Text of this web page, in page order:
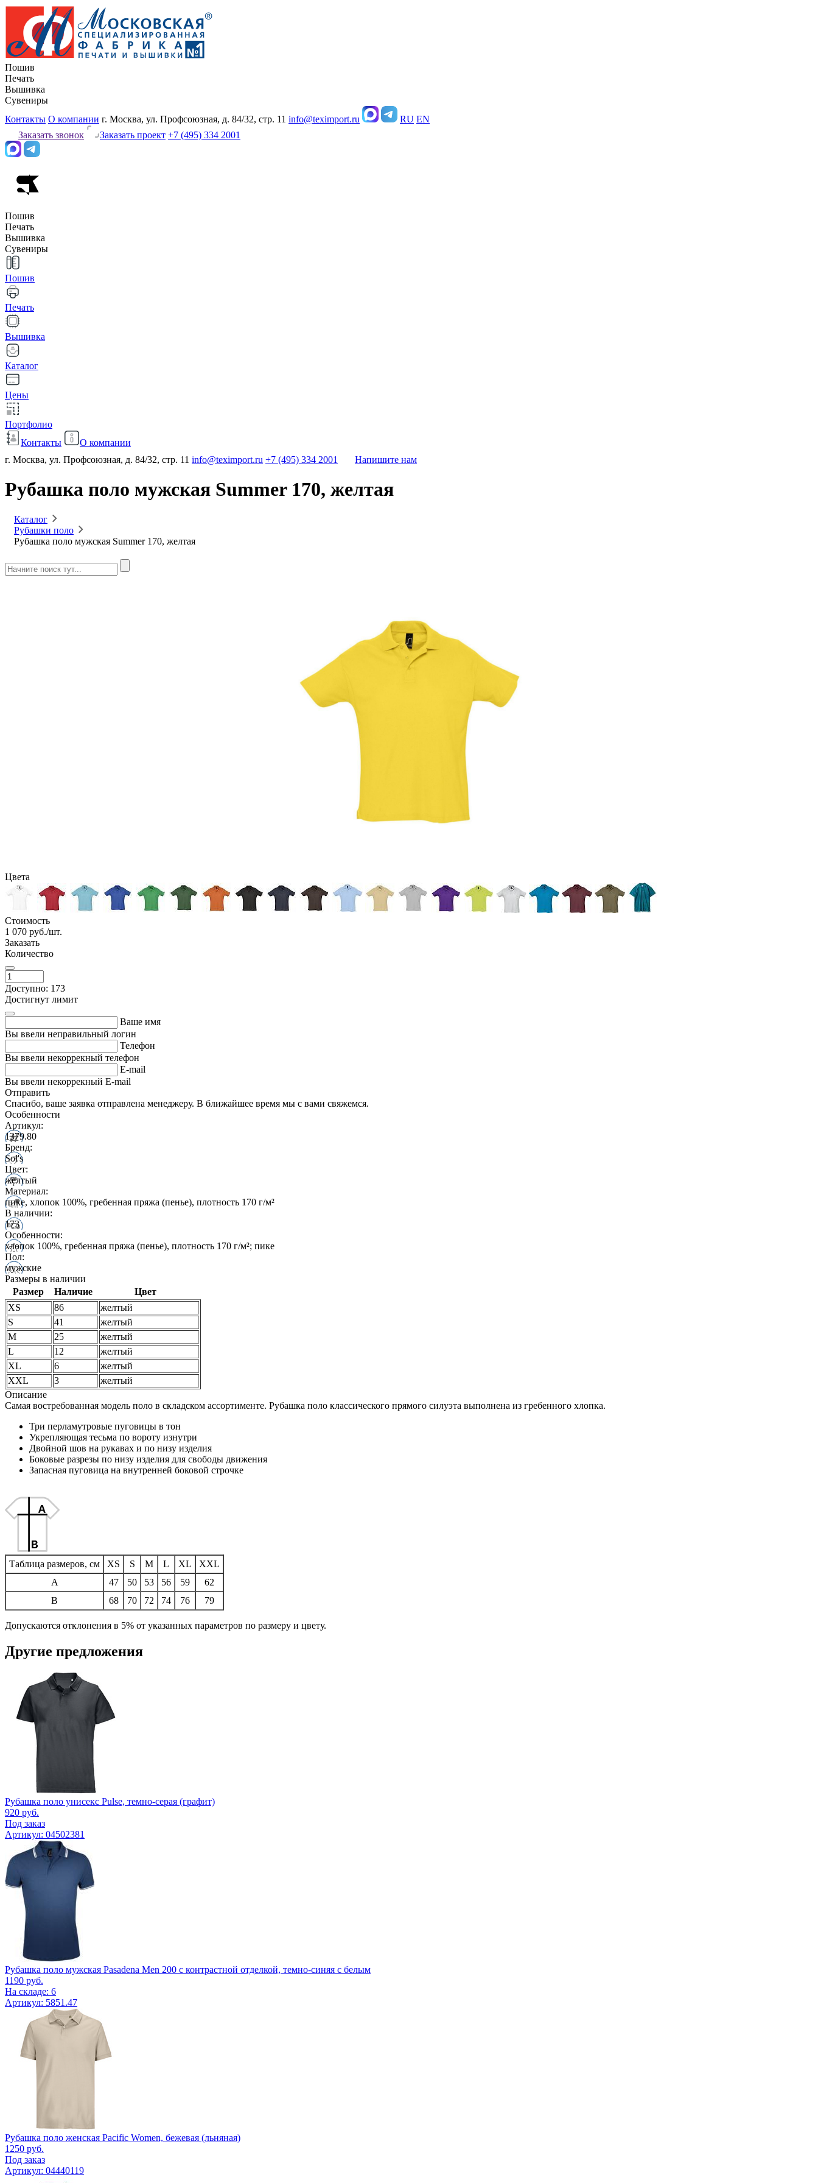
Пошив
Печать
Вышивка
Сувениры
Контакты О компании г. Москва, ул. Профсоюзная, д. 84/32, стр. 11 info@teximport.ru RU EN
Заказать звонок
Заказать проект +7 (495) 334 2001
Пошив
Печать
Вышивка
Сувениры
Пошив
Печать
Вышивка
Каталог
Цены
Портфолио
Контакты
О компании
г. Москва, ул. Профсоюзная, д. 84/32, стр. 11 info@teximport.ru +7 (495) 334 2001 Напишите нам
Рубашка поло мужская Summer 170, желтая
Каталог
Рубашки поло
Рубашка поло мужская Summer 170, желтая
Цвета
Стоимость
1 070 руб./шт.
Заказать
Количество
Доступно: 173
Достигнут лимит
Ваше имя
Вы ввели неправильный логин
Телефон
Вы ввели некоррекный телефон
E-mail
Вы ввели некоррекный E-mail
Отправить
Спасибо, ваше заявка отправлена менеджеру. В ближайшее время мы с вами свяжемся.
Особенности
Артикул:
1379.80
Бренд:
Sol's
Цвет:
желтый
Материал:
пике, хлопок 100%, гребенная пряжа (пенье), плотность 170 г/м²
В наличии:
173
Особенности:
хлопок 100%, гребенная пряжа (пенье), плотность 170 г/м²; пике
Пол:
мужские
Размеры в наличии
Размер
Наличие
Цвет
XS
86
желтый
S
41
желтый
M
25
желтый
L
12
желтый
XL
6
желтый
XXL
3
желтый
Описание
Самая востребованная модель поло в складском ассортименте. Рубашка поло классического прямого силуэта выполнена из гребенного хлопка.
Три перламутровые пуговицы в тон
Укрепляющая тесьма по вороту изнутри
Двойной шов на рукавах и по низу изделия
Боковые разрезы по низу изделия для свободы движения
Запасная пуговица на внутренней боковой строчке
Таблица размеров, см XS S M L XL
XXL
A
47 50 53 56 59
62
B
68 70 72 74 76 79
Допускаются отклонения в 5% от указанных параметров по размеру и цвету.
Другие предложения
Рубашка поло унисекс Pulse, темно-серая (графит)
920 руб.
Под заказ
Артикул: 04502381
Рубашка поло мужская Pasadena Men 200 с контрастной отделкой, темно-синяя с белым
1190 руб.
На складе: 6
Артикул: 5851.47
Рубашка поло женская Pacific Women, бежевая (льняная)
1250 руб.
Под заказ
Артикул: 04440119